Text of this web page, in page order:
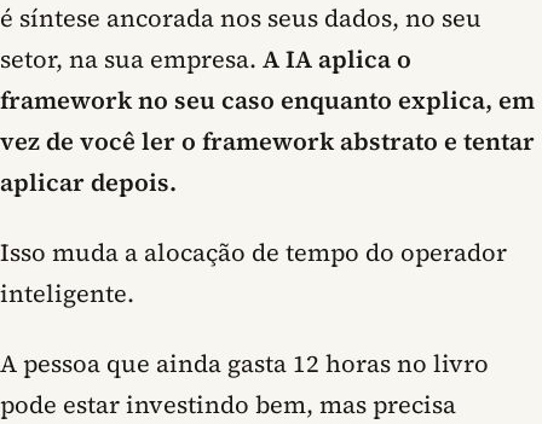
é síntese ancorada nos seus dados, no seu
setor, na sua empresa. A IA aplica o
framework no seu caso enquanto explica, em
vez de você ler o framework abstrato e tentar
aplicar depois.
Isso muda a alocação de tempo do operador
inteligente.
A pessoa que ainda gasta 12 horas no livro
pode estar investindo bem, mas precisa